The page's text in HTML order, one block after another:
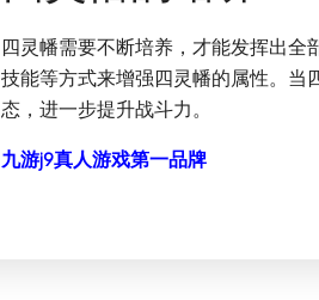
四灵幡需要不断培养，才能发挥出
技能等方式来增强四灵幡的属性。当
态，进一步提升战斗力。
九游j9真人游戏第一品牌